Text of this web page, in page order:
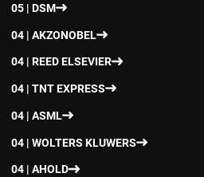
05 | DSM
04 | AKZONOBEL
04 | REED ELSEVIER
04 | TNT EXPRESS
04 | ASML
04 | WOLTERS KLUWERS
04 | AHOLD